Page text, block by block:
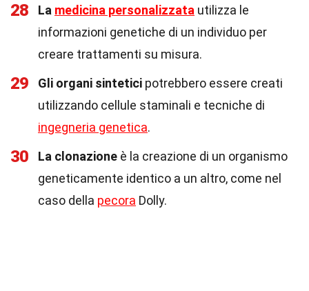
28 La medicina personalizzata utilizza le
informazioni genetiche di un individuo per
creare trattamenti su misura.
29 Gli organi sintetici potrebbero essere creati
utilizzando cellule staminali e tecniche di
ingegneria genetica.
30 La clonazione è la creazione di un organismo
geneticamente identico a un altro, come nel
caso della pecora Dolly.